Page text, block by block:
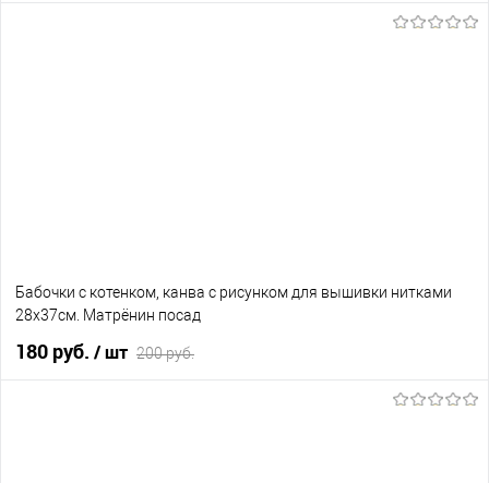
Бабочки с котенком, канва с рисунком для вышивки нитками
28х37см. Матрёнин посад
180 руб. / шт 200 руб.